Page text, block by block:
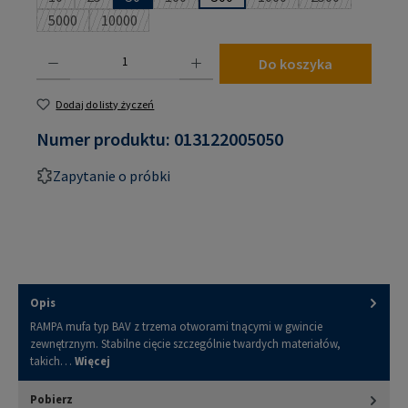
(Ta opcja jest obecnie niedostępna.)
(Ta opcja jest obecnie niedostępna.)
(Ta opcja jest obecnie niedostępna.)
(Ta opcja jest obecnie
(Ta opcja jest
5000(Ta opcja jest obecnie niedostępna.)
10000(Ta opcja jest obecnie niedostępna.)
Do koszyka
Dodaj do listy życzeń
Numer produktu: 013122005050
Zapytanie o próbki
Opis
RAMPA mufa typ BAV z trzema otworami tnącymi w gwincie
zewnętrznym. Stabilne cięcie szczególnie twardych materiałów,
takich… Więcej
Pobierz